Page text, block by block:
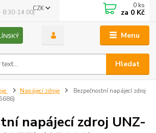
Menu
CZK
Hledat
8:30-14:00)
0 ks
za 0 Kč
Napájecí zdroje
Bezpečnostní napájecí zdroj
napájecí zdroj UNZ-